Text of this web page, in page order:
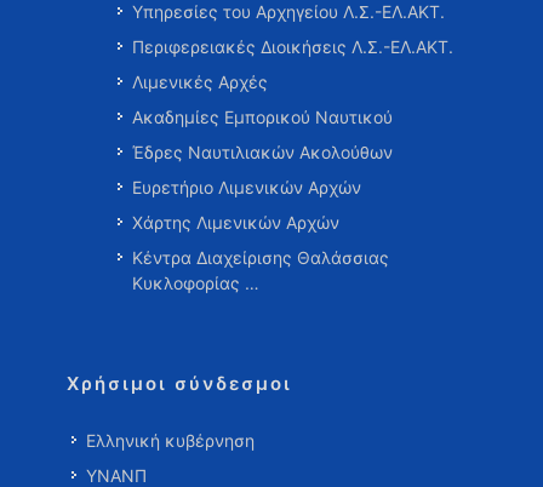
Υπηρεσίες του Αρχηγείου Λ.Σ.-ΕΛ.ΑΚΤ.
Περιφερειακές Διοικήσεις Λ.Σ.-ΕΛ.ΑΚΤ.
Λιμενικές Αρχές
Ακαδημίες Εμπορικού Ναυτικού
Έδρες Ναυτιλιακών Ακολούθων
Ευρετήριο Λιμενικών Αρχών
Χάρτης Λιμενικών Αρχών
Κέντρα Διαχείρισης Θαλάσσιας
Κυκλοφορίας …
Χρήσιμοι σύνδεσμοι
Ελληνική κυβέρνηση
ΥΝΑΝΠ